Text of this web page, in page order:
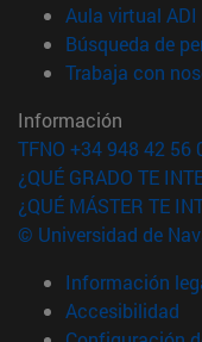
Aula virtual ADI
Búsqueda de
Trabaja con
Información
TFNO +34 948 42 56
¿QUÉ GRADO TE
¿QUÉ MÁSTER TE
© Universidad de
Información
Accesibilidad